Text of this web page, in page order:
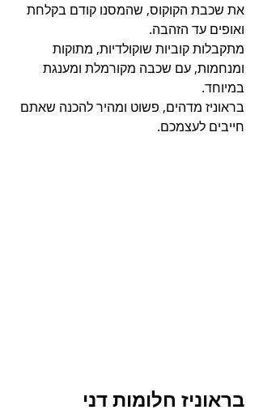
את שכבת הקוקוס, שהמסנו קודם בקלחת
ואופים עד הזהבה.
מתקבלות קוביות שוקולדיות, מתוקות
ומנחמות, עם שכבה מקורמלת ומענגת
במיוחד.
בראוניז מדהים, פשוט ומהיר להכנה שאתם
חייבים לעצמכם.
בראוניז חלומות דני